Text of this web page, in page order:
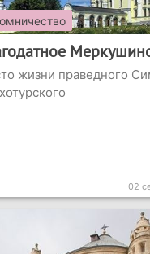
жизни праведного
02